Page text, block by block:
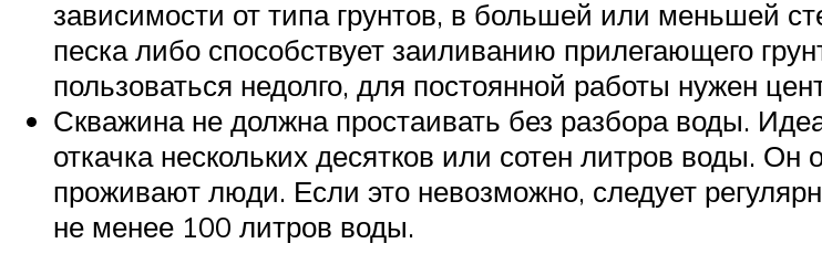
зависимости от типа грунтов, в большей или меньшей
песка либо способствует заиливанию прилегающего
пользоваться недолго, для постоянной работы нужен
Скважина не должна простаивать без разбора воды.
откачка нескольких десятков или сотен литров воды.
проживают люди. Если это невозможно, следует
не менее 100 литров воды.